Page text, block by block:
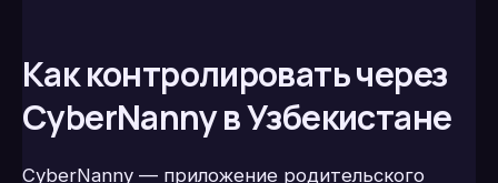
Как контролировать через
CyberNanny в Узбекистане
CyberNanny — приложение родительского